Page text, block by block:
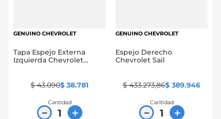
GENUINO CHEVROLET
Tapa Espejo Externa
Izquierda Chevrolet
$ 43.090$ 38.781
Cantidad
＋
－
GENUINO CHEVROLET
Espejo Derecho
Chevrolet Sail
$ 433.273,86$ 389.946
Cantidad
＋
－